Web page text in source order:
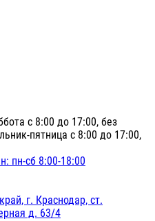
с 8:00 до 17:00, без
пятница с 8:00 до 17:00,
пн-сб 8:00-18:00
г. Краснодар, ст.
д. 63/4